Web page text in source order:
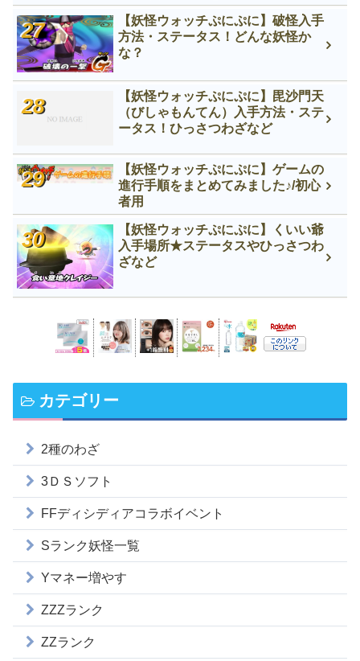
【妖怪ウォッチぷにぷに】破怪入手
方法・ステータス！どんな妖怪か
な？
【妖怪ウォッチぷにぷに】毘沙門天
（びしゃもんてん）入手方法・ステ
ータス！ひっさつわざなど
【妖怪ウォッチぷにぷに】ゲームの
進行手順をまとめてみました♪/初心
者用
【妖怪ウォッチぷにぷに】くいい爺
入手場所★ステータスやひっさつわ
ざなど
カテゴリー
2種のわざ
3ＤＳソフト
FFディシディアコラボイベント
Sランク妖怪一覧
Yマネー増やす
ZZZランク
ZZランク